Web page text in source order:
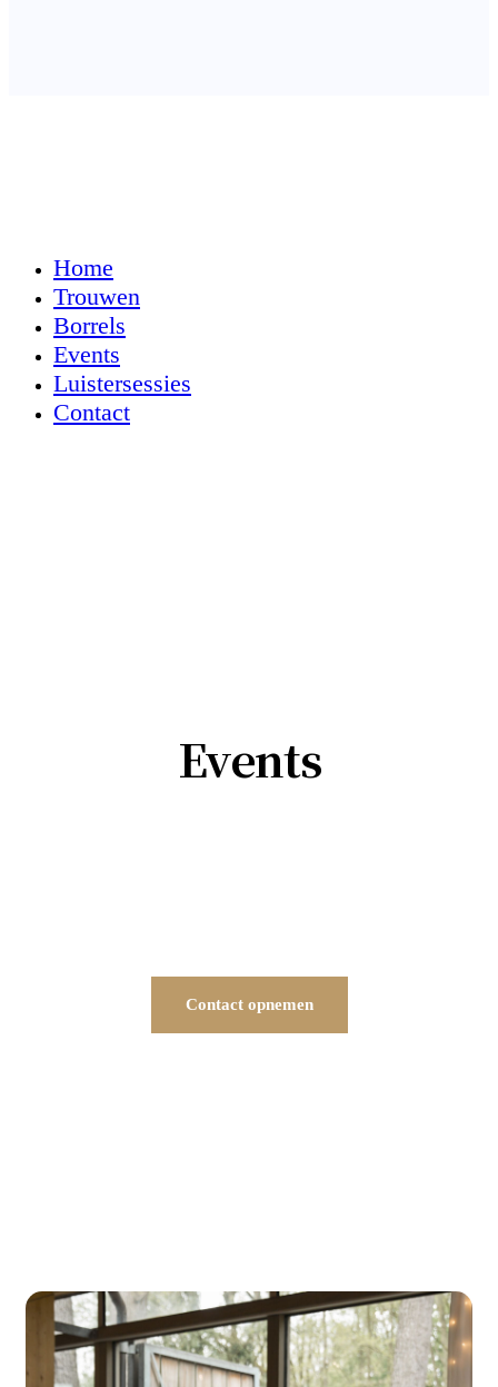
Home
Trouwen
Borrels
Events
Luistersessies
Contact
Events
Contact opnemen